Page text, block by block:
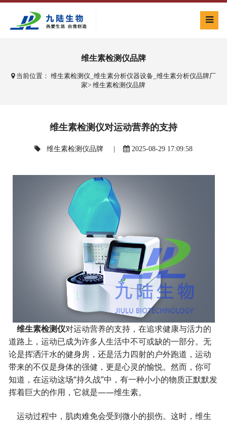
维生素检测仪品牌
当前位置： 维生素检测仪_维生素分析仪器设备_维生素分析仪品牌厂
家>维生素检测仪品牌
维生素检测仪对运动营养的支持
维生素检测仪品牌| 2025-08-29 17:09:58
维生素检测仪对运动营养的支持，在追求健康与活力的
道路上，运动已成为许多人生活中不可或缺的一部分。无
论是挥洒汗水的健身房，还是活力四射的户外跑道，运动
带来的不仅是身体的强健，更是心灵的愉悦。然而，你可
知道，在运动这场“持久战”中，有一种小小的物质正默默发
挥着巨大的作用，它就是——维生素。
运动过程中，肌肉难免会受到微小的损伤。这时，维生